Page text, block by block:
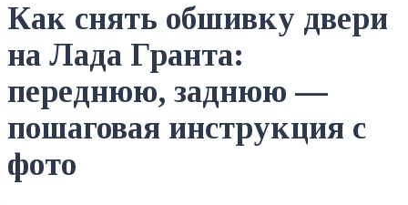
Как снять обшивку двери
на Лада Гранта:
переднюю, заднюю —
пошаговая инструкция с
фото